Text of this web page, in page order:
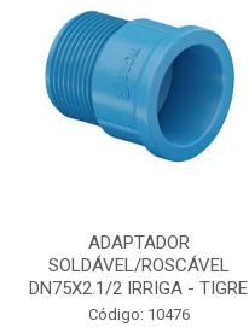
ADAPTADOR
SOLDÁVEL/ROSCÁVEL
DN75X2.1/2 IRRIGA - TIGRE
Código: 10476